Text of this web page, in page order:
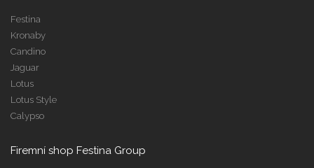
Festina
Kronaby
Candino
Jaguar
Lotus
Lotus Style
Calypso
Firemní shop Festina Group